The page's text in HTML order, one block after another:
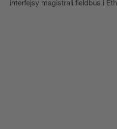
interfejsy magistrali fieldbus i